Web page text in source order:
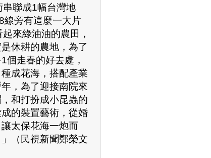
聯成1幅台灣地
線旁有這麼一大片
來綠油油的農田，
休耕的農地，為了
個走春的好去處，
成花海，搭配產業
，為了迎接南院來
和打扮成小昆蟲的
的裝置藝術，從婚
太保花海一炮而
（民視新聞鄭榮文